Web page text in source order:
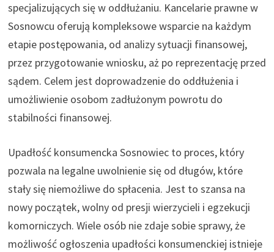
specjalizujących się w oddłużaniu. Kancelarie prawne w
Sosnowcu oferują kompleksowe wsparcie na każdym
etapie postępowania, od analizy sytuacji finansowej,
przez przygotowanie wniosku, aż po reprezentację przed
sądem. Celem jest doprowadzenie do oddłużenia i
umożliwienie osobom zadłużonym powrotu do
stabilności finansowej.
Upadłość konsumencka Sosnowiec to proces, który
pozwala na legalne uwolnienie się od długów, które
stały się niemożliwe do spłacenia. Jest to szansa na
nowy początek, wolny od presji wierzycieli i egzekucji
komorniczych. Wiele osób nie zdaje sobie sprawy, że
możliwość ogłoszenia upadłości konsumenckiej istnieje